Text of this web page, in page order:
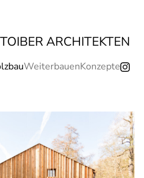
ARCHITEKTEN
WeiterbauenKonzepte